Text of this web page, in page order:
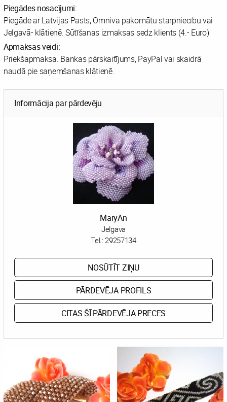
Piegādes nosacījumi:
Piegāde ar Latvijas Pasts, Omniva pakomātu starpniecību vai
Jelgavā- klātienē. Sūtīšanas izmaksas sedz klients (4.- Euro)
Apmaksas veidi:
Priekšapmaksa. Bankas pārskaitījums, PayPal vai skaidrā
naudā pie saņemšanas klātienē.
Informācija par pārdevēju
MaryAn
Jelgava
Tel.:29257134
NOSŪTĪT ZIŅU
PĀRDEVĒJA PROFILS
CITAS ŠĪ PĀRDEVĒJA PRECES